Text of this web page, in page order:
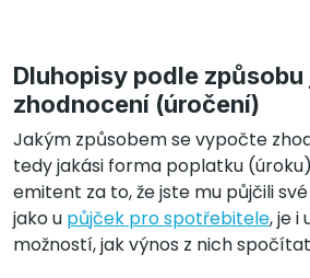
Dluhopisy podle
zhodnocení (úročení)
Jakým způsobem se vypočte
tedy jakási forma poplatku
emitent za to, že jste mu půjčili
jako u půjček pro spotřebitele, je i
možností, jak výnos z nich